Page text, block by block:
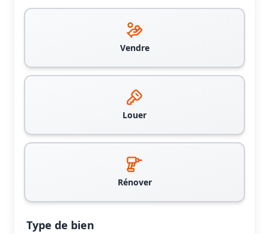
Vendre
Louer
Rénover
Type de bien